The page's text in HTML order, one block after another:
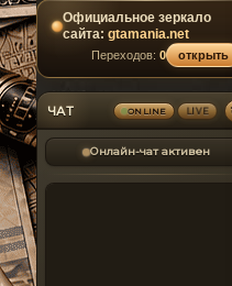
Официальное зеркало
сайта: gtamania.net
Переходов: 0 открыть
ЧАТ ONLINE LIVE
Онлайн-чат активен